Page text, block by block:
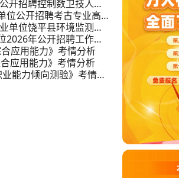
开招聘控制数卫技人员
位公开招聘考古专业高层
单位饶平县环境监测站
2026年公开招聘工作人
应用能力》考情分析
应用能力》考情分析
能力倾向测验》考情分